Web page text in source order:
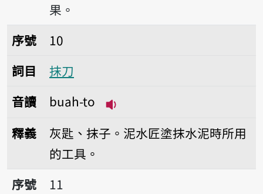
果。
序號10抹刀
序號
10
詞目
抹刀
音讀
buah-to
釋義
灰匙、抹子。泥水匠塗抹水泥時所用
的工具。
序號11鋏仔
序號
11